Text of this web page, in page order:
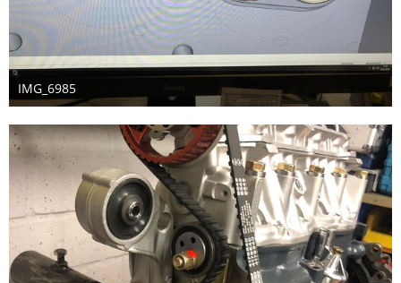
IMG_6985
8. Februar 2026